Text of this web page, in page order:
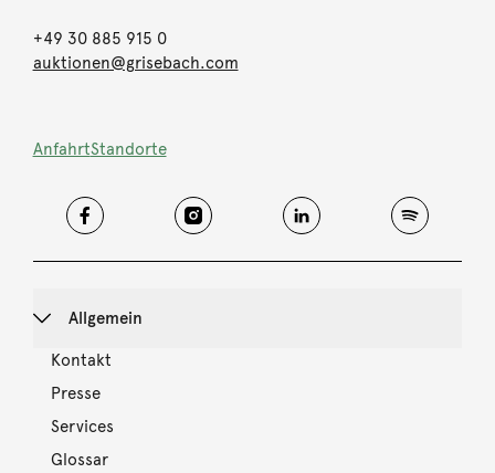
+49 30 885 915 0
auktionen@grisebach.com
AnfahrtStandorte
Allgemein
Kontakt
Presse
Services
Glossar